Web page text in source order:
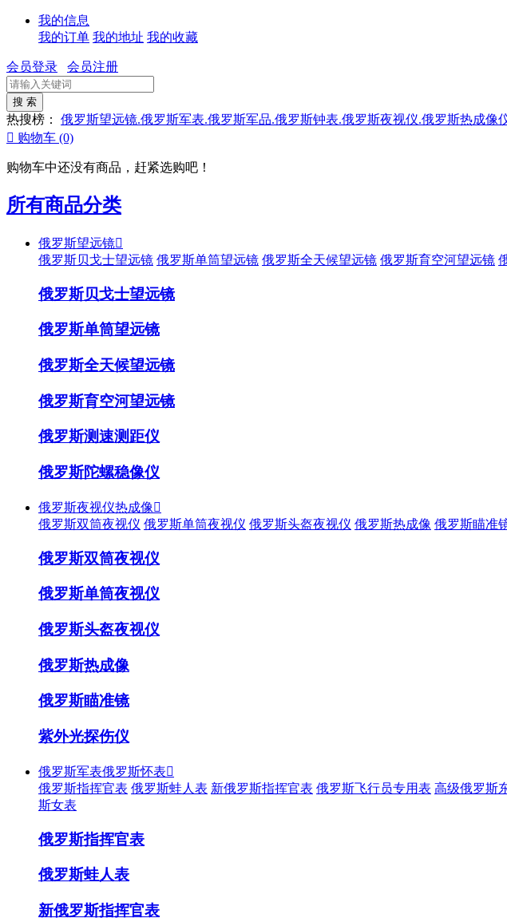
我的信息
我的订单 我的地址 我的收藏
会员登录 会员注册
热搜榜：
俄罗斯望远镜.俄罗斯军表.俄罗斯军品.俄罗斯钟表.俄罗斯夜视仪.俄罗斯热成像
 购物车 (0)
购物车中还没有商品，赶紧选购吧！
所有商品分类
俄罗斯望远镜
俄罗斯贝戈士望远镜 俄罗斯单筒望远镜 俄罗斯全天候望远镜 俄罗斯育空河望远镜
俄罗斯贝戈士望远镜
俄罗斯单筒望远镜
俄罗斯全天候望远镜
俄罗斯育空河望远镜
俄罗斯测速测距仪
俄罗斯陀螺稳像仪
俄罗斯夜视仪热成像
俄罗斯双筒夜视仪 俄罗斯单筒夜视仪 俄罗斯头盔夜视仪 俄罗斯热成像 俄罗斯瞄准
俄罗斯双筒夜视仪
俄罗斯单筒夜视仪
俄罗斯头盔夜视仪
俄罗斯热成像
俄罗斯瞄准镜
紫外光探伤仪
俄罗斯军表俄罗斯怀表
俄罗斯指挥官表 俄罗斯蛙人表 新俄罗斯指挥官表 俄罗斯飞行员专用表 高级俄罗斯
斯女表
俄罗斯指挥官表
俄罗斯蛙人表
新俄罗斯指挥官表